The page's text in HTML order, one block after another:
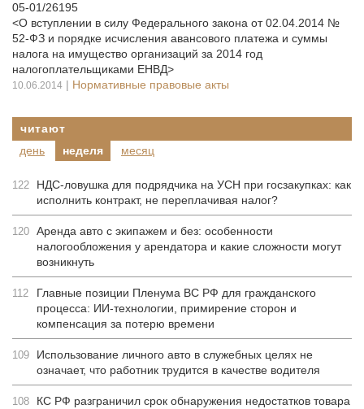
05-01/26195
<О вступлении в силу Федерального закона от 02.04.2014 №
52-ФЗ и порядке исчисления авансового платежа и суммы
налога на имущество организаций за 2014 год
налогоплательщиками ­ЕНВД>
10.06.2014 | Нормативные правовые акты
читают
день
неделя месяц
122
НДС-ловушка для подрядчика на УСН при госзакупках: как
исполнить контракт, не переплачивая налог?
120 Аренда авто с экипажем и без: особенности
налогообложения у арендатора и какие сложности могут
возникнуть
112
Главные позиции Пленума ВС РФ для гражданского
процесса: ИИ-технологии, примирение сторон и
компенсация за потерю времени
109
Использование личного авто в служебных целях не
означает, что работник трудится в качестве водителя
108
КС РФ разграничил срок обнаружения недостатков товара